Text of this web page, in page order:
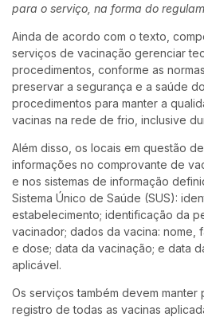
para o serviço, na forma do
Ainda de acordo com o texto,
serviços de vacinação gerenciar
procedimentos, conforme as
preservar a segurança e a saúde
procedimentos para manter a
vacinas na rede de frio, inclusive
Além disso, os locais em questão
informações no comprovante de
e nos sistemas de informação
Sistema Único de Saúde (SUS):
estabelecimento; identificação da
vacinador; dados da vacina: nome,
e dose; data da vacinação; e data
aplicável.
Os serviços também devem manter
registro de todas as vacinas